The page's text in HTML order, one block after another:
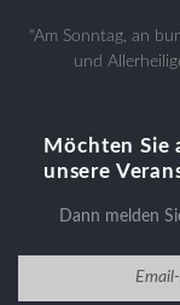
"Am Sonntag, an
und
Möchten
unsere
Dann melden